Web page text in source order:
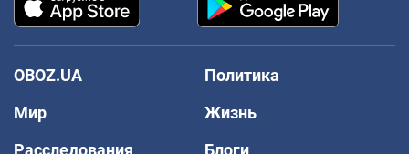
OBOZ.UA
Политика
Мир
Жизнь